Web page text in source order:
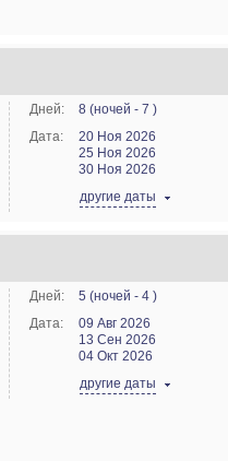
Дней:
8 (ночей - 7 )
Дата:
20 Ноя 2026
25 Ноя 2026
30 Ноя 2026
другие даты
Дней:
5 (ночей - 4 )
Дата:
09 Авг 2026
13 Сен 2026
04 Окт 2026
другие даты